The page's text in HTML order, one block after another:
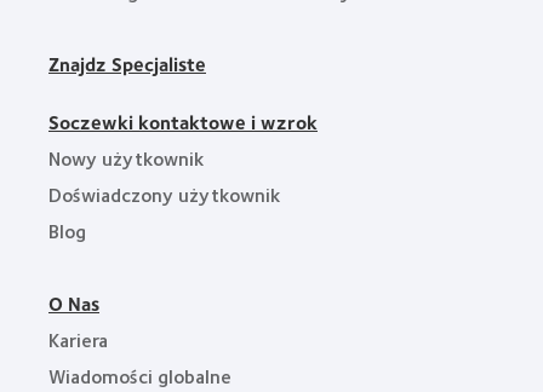
Znajdz Specjaliste
Soczewki kontaktowe i wzrok
Nowy użytkownik
Doświadczony użytkownik
Blog
O Nas
Kariera
Wiadomości globalne